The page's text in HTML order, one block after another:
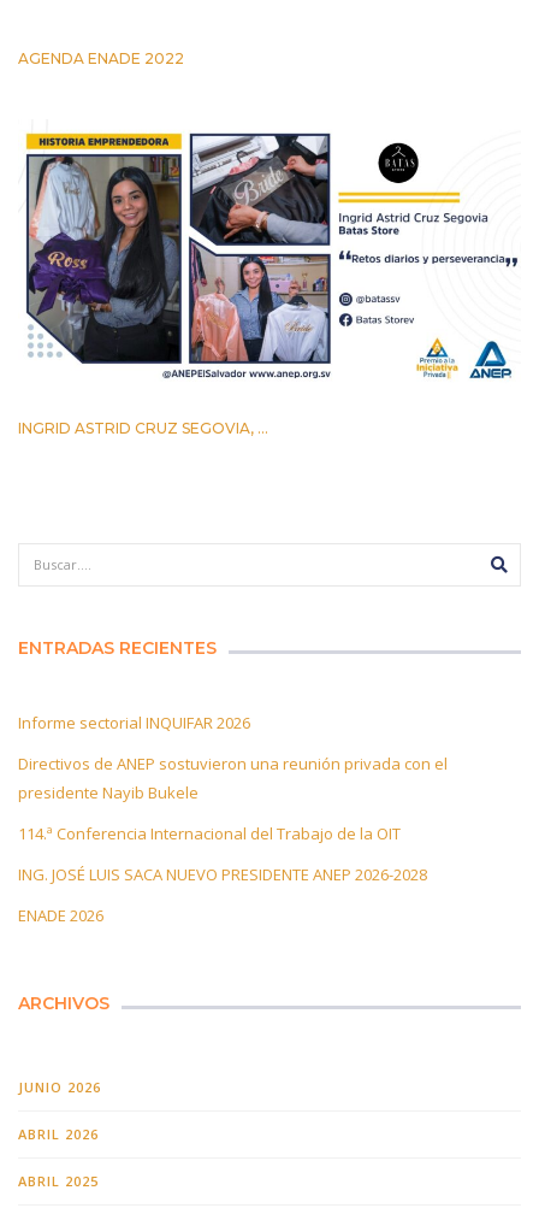
AGENDA ENADE 2022
INGRID ASTRID CRUZ SEGOVIA, ...
ENTRADAS RECIENTES
Informe sectorial INQUIFAR 2026
Directivos de ANEP sostuvieron una reunión privada con el
presidente Nayib Bukele
114.ª Conferencia Internacional del Trabajo de la OIT
ING. JOSÉ LUIS SACA NUEVO PRESIDENTE ANEP 2026-2028
ENADE 2026
ARCHIVOS
JUNIO 2026
ABRIL 2026
ABRIL 2025